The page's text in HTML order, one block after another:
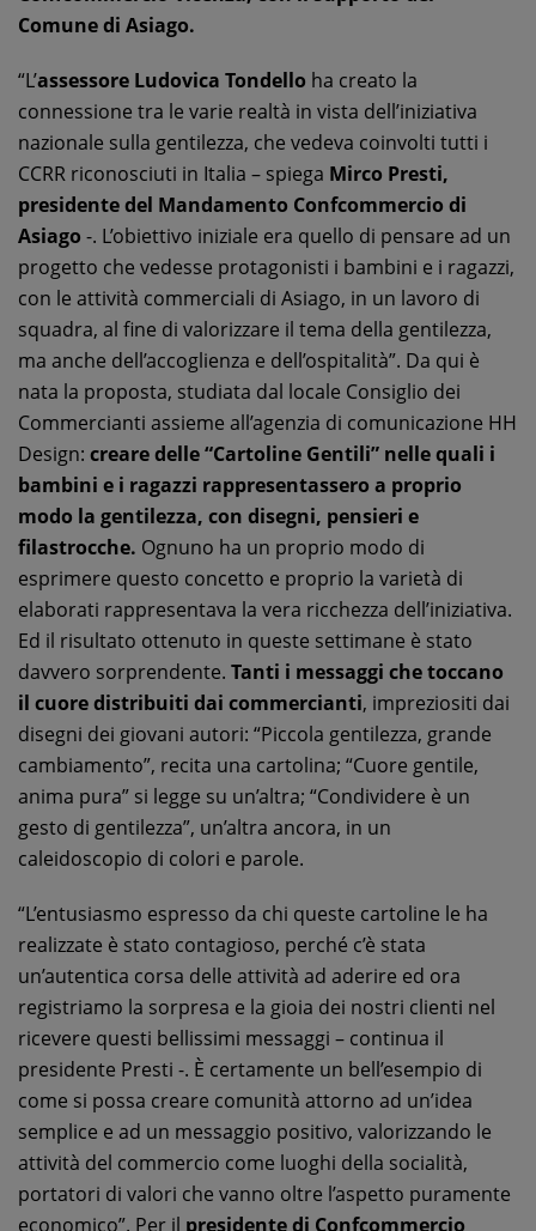
Comune di Asiago.
“L’assessore Ludovica Tondello ha creato la
connessione tra le varie realtà in vista dell’iniziativa
nazionale sulla gentilezza, che vedeva coinvolti tutti i
CCRR riconosciuti in Italia – spiega Mirco Presti,
presidente del Mandamento Confcommercio di
Asiago -. L’obiettivo iniziale era quello di pensare ad un
progetto che vedesse protagonisti i bambini e i ragazzi,
con le attività commerciali di Asiago, in un lavoro di
squadra, al fine di valorizzare il tema della gentilezza,
ma anche dell’accoglienza e dell’ospitalità”. Da qui è
nata la proposta, studiata dal locale Consiglio dei
Commercianti assieme all’agenzia di comunicazione HH
Design: creare delle “Cartoline Gentili” nelle quali i
bambini e i ragazzi rappresentassero a proprio
modo la gentilezza, con disegni, pensieri e
filastrocche. Ognuno ha un proprio modo di
esprimere questo concetto e proprio la varietà di
elaborati rappresentava la vera ricchezza dell’iniziativa.
Ed il risultato ottenuto in queste settimane è stato
davvero sorprendente. Tanti i messaggi che toccano
il cuore distribuiti dai commercianti, impreziositi dai
disegni dei giovani autori: “Piccola gentilezza, grande
cambiamento”, recita una cartolina; “Cuore gentile,
anima pura” si legge su un’altra; “Condividere è un
gesto di gentilezza”, un’altra ancora, in un
caleidoscopio di colori e parole.
“L’entusiasmo espresso da chi queste cartoline le ha
realizzate è stato contagioso, perché c’è stata
un’autentica corsa delle attività ad aderire ed ora
registriamo la sorpresa e la gioia dei nostri clienti nel
ricevere questi bellissimi messaggi – continua il
presidente Presti -. È certamente un bell’esempio di
come si possa creare comunità attorno ad un’idea
semplice e ad un messaggio positivo, valorizzando le
attività del commercio come luoghi della socialità,
portatori di valori che vanno oltre l’aspetto puramente
economico”. Per il presidente di Confcommercio